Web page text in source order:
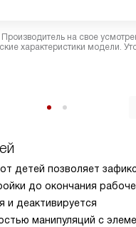
на свое
характеристики модели.
детей позволяет
до окончания
и деактивируется
манипуляций с